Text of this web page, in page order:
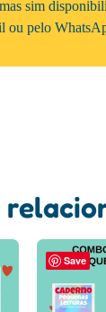
sim
ou pelo
Save